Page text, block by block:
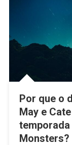
Por que o
May e
Monsters?